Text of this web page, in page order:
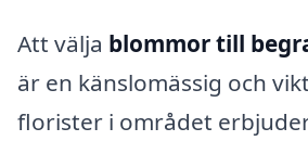
Att välja blommor till
är en känslomässig och
florister i området